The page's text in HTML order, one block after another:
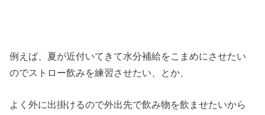
例えば、夏が近付いてきて水分補給をこまめにさせたい
のでストロー飲みを練習させたい、とか、
よく外に出掛けるので外出先で飲み物を飲ませたいから